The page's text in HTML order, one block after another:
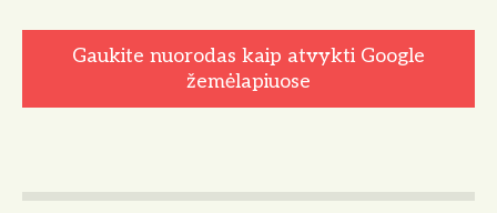
Gaukite nuorodas kaip atvykti Google
žemėlapiuose